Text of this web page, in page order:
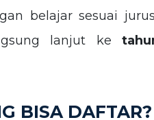
belajar sesuai
lanjut ke
BISA DAFTAR?